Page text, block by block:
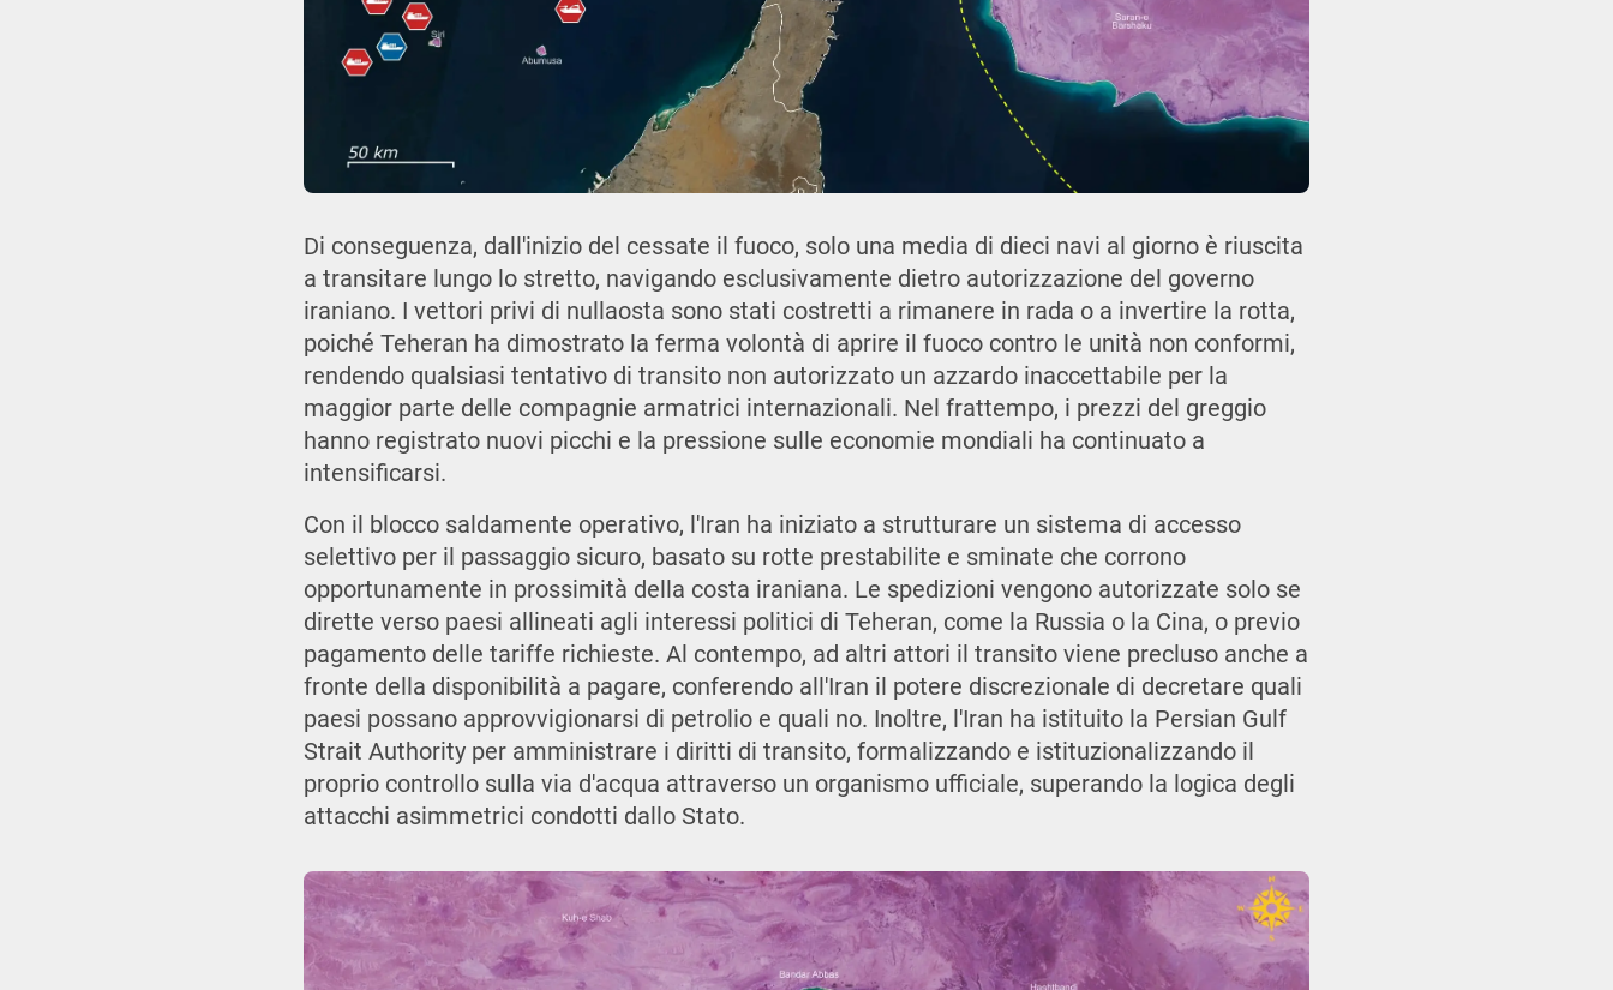
Di conseguenza, dall'inizio del cessate il fuoco, solo una media di dieci navi al giorno è riuscita
a transitare lungo lo stretto, navigando esclusivamente dietro autorizzazione del governo
iraniano. I vettori privi di nullaosta sono stati costretti a rimanere in rada o a invertire la rotta,
poiché Teheran ha dimostrato la ferma volontà di aprire il fuoco contro le unità non conformi,
rendendo qualsiasi tentativo di transito non autorizzato un azzardo inaccettabile per la
maggior parte delle compagnie armatrici internazionali. Nel frattempo, i prezzi del greggio
hanno registrato nuovi picchi e la pressione sulle economie mondiali ha continuato a
intensificarsi.
Con il blocco saldamente operativo, l'Iran ha iniziato a strutturare un sistema di accesso
selettivo per il passaggio sicuro, basato su rotte prestabilite e sminate che corrono
opportunamente in prossimità della costa iraniana. Le spedizioni vengono autorizzate solo se
dirette verso paesi allineati agli interessi politici di Teheran, come la Russia o la Cina, o previo
pagamento delle tariffe richieste. Al contempo, ad altri attori il transito viene precluso anche a
fronte della disponibilità a pagare, conferendo all'Iran il potere discrezionale di decretare quali
paesi possano approvvigionarsi di petrolio e quali no. Inoltre, l'Iran ha istituito la Persian Gulf
Strait Authority per amministrare i diritti di transito, formalizzando e istituzionalizzando il
proprio controllo sulla via d'acqua attraverso un organismo ufficiale, superando la logica degli
attacchi asimmetrici condotti dallo Stato.